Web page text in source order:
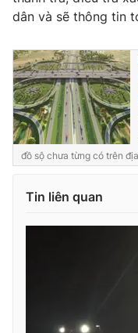
dân và sẽ thông tin
đồ sộ chưa từng có trên
Tin liên quan